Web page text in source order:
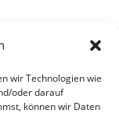
wir Technologien wie
oder darauf
können wir Daten